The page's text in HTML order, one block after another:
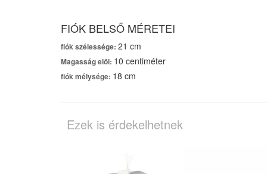
FIÓK BELSŐ MÉRETEI
fiók szélessége: 21 cm
Magasság elöl: 10 centiméter
fiók mélysége: 18 cm
Ezek is érdekelhetnek